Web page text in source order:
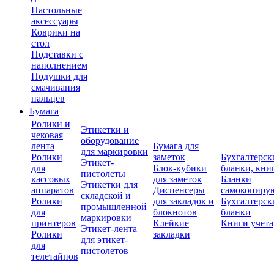
Настольные
аксессуары
Коврики на
стол
Подставки с
наполнением
Подушки для
смачивания
пальцев
Бумага
Ролики и
чековая
лента
Ролики
для
кассовых
аппаратов
Ролики
для
принтеров
Ролики
для
телетайпов
Этикетки и
оборудование
для маркировки
Этикет-
пистолеты
Этикетки для
складской и
промышленной
маркировки
Этикет-лента
для этикет-
пистолетов
Бумага для
заметок
Блок-кубики
для заметок
Диспенсеры
для закладок и
блокнотов
Клейкие
закладки
бланки,
Бланки
бланки
Книги учета